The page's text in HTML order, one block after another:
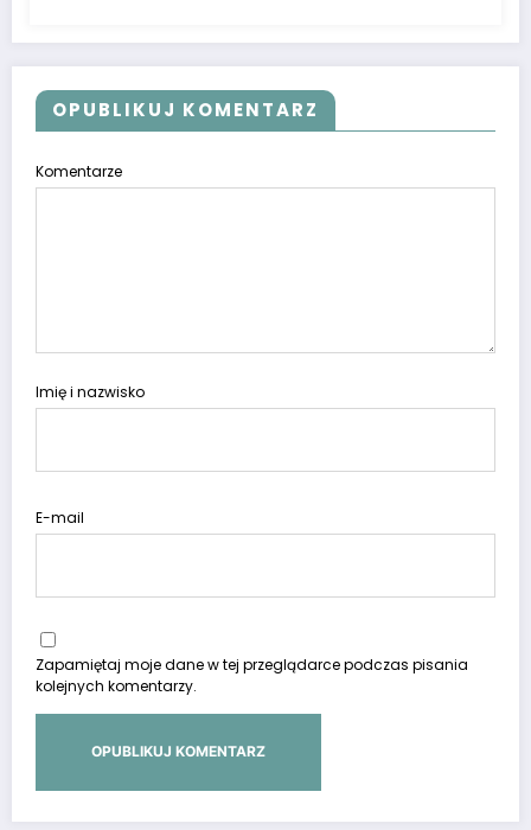
OPUBLIKUJ KOMENTARZ
Komentarze
Imię i nazwisko
E-mail
Zapamiętaj moje dane w tej przeglądarce podczas pisania
kolejnych komentarzy.